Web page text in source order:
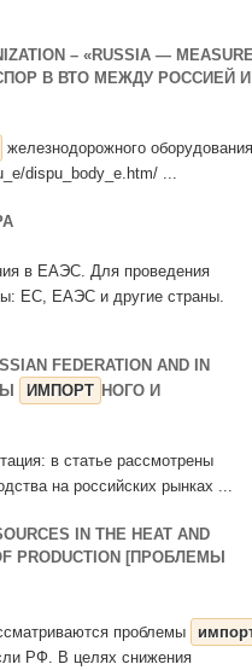
– «RUSSIA —
»[СПОР В ВТО МЕЖДУ РОССИЕЙ И
железнодорожного
dispu_body_e.htm/ ...
в ЕАЭС. Для проведения
ЕС, ЕАЭС и другие страны.
FEDERATION AND IN
ИМПОРТ НОГО И
в статье рассмотрены
на российских рынках ...
IN THE HEAT AND
PRODUCTION [ПРОБЛЕМЫ
проблемы
РФ. В целях снижения